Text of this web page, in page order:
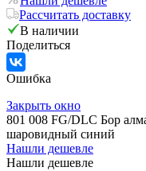
Рассчитать доставку
В наличии
Поделиться
Ошибка
Закрыть окно
801 008 FG/DLC Бор
шаровидный синий
Нашли дешевле
Нашли дешевле